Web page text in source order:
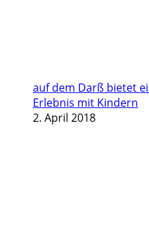
auf dem Darß bietet
Erlebnis mit Kindern
2. April 2018